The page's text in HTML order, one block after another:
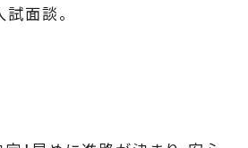
面談。